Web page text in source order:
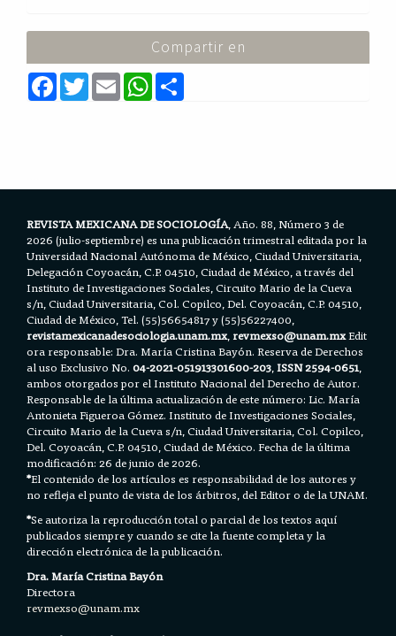
Compartir en
F
a
c
T
w
E
m
a
W
h
a
REVISTA MEXICANA DE SOCIOLOGÍA, Año. 88, Número 3 de
2026 (julio-septiembre) es una publicación trimestral editada por la
Universidad Nacional Autónoma de México, Ciudad Universitaria,
Delegación Coyoacán, C.P. 04510, Ciudad de México, a través del
Instituto de Investigaciones Sociales, Circuito Mario de la Cueva
s/n, Ciudad Universitaria, Col. Copilco, Del. Coyoacán, C.P. 04510,
Ciudad de México, Tel. (55)56654817 y (55)56227400,
revistamexicanadesociologia.unam.mx,revmexso@unam.mxEdit
ora responsable: Dra. María Cristina Bayón. Reserva de Derechos
al uso Exclusivo No.04-2021-051913301600-203,ISSN 2594-0651,
ambos otorgados por el Instituto Nacional del Derecho de Autor.
Responsable de la última actualización de este número: Lic. María
Antonieta Figueroa Gómez. Instituto de Investigaciones Sociales,
Circuito Mario de la Cueva s/n, Ciudad Universitaria, Col. Copilco,
Del. Coyoacán, C.P. 04510, Ciudad de México. Fecha de la última
modificación: 26 de junio de 2026.
*El contenido de los artículos es responsabilidad de los autores y
no refleja el punto de vista de los árbitros, del Editor o de la UNAM.
*Se autoriza la reproducción total o parcial de los textos aquí
publicados siempre y cuando se cite la fuente completa y la
dirección electrónica de la publicación.
Dra. María Cristina Bayón
Directora
revmexso@unam.mx